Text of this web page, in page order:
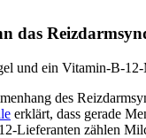
das
und ein Vitamin-B-
des
erklärt, dass gerade
Lieferanten zählen